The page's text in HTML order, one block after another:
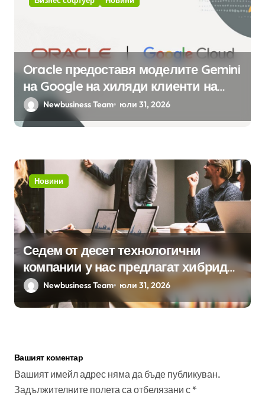
Oracle предоставя моделите Gemini
на Google на хиляди клиенти на
бизнес приложения
Newbusiness Team юли 31, 2026
Новини
Седем от десет технологични
компании у нас предлагат хибридна
работаNewbusiness Team юли 31, 2026
Вашият коментар
Вашият имейл адрес няма да бъде публикуван.
Задължителните полета са отбелязани с *